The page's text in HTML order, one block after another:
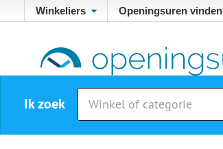
Winkeliers Openingsuren vinden
Ik zoek